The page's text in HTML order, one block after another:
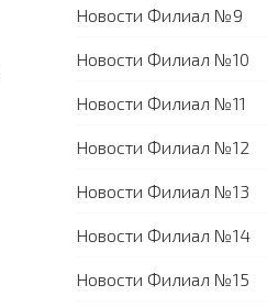
Новости Филиал №9
Новости Филиал №10
Новости Филиал №11
Новости Филиал №12
Новости Филиал №13
Новости Филиал №14
Новости Филиал №15